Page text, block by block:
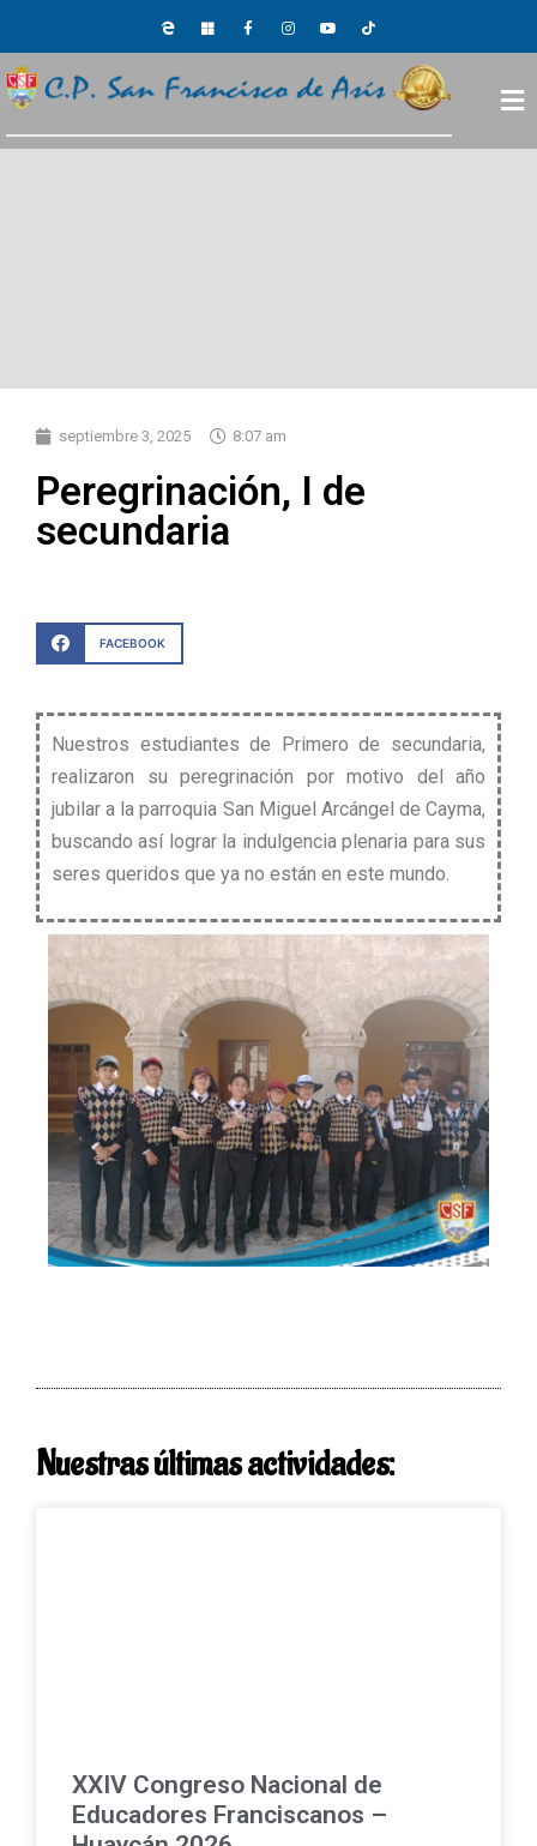
septiembre 3, 2025 8:07 am
Peregrinación, I de
secundaria
FACEBOOK
Nuestros estudiantes de Primero de secundaria,
realizaron su peregrinación por motivo del año
jubilar a la parroquia San Miguel Arcángel de Cayma,
buscando así lograr la indulgencia plenaria para sus
seres queridos que ya no están en este mundo.
Nuestras últimas actividades:
XXIV Congreso Nacional de
Educadores Franciscanos –